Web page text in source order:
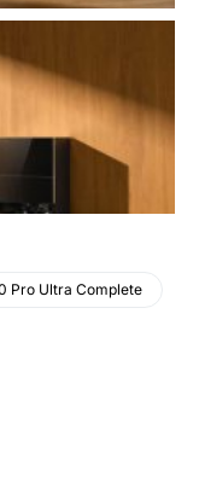
Pro Ultra Complete